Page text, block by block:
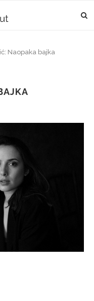
Naopaka bajka